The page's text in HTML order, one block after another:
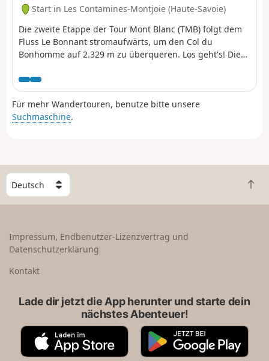
Start in Les Contamines-Montjoie (Haute-Savoie)
Die zweite Etappe der Tour Mont Blanc (TMB) folgt dem
Fluss Le Bonnant stromaufwärts, um den Col du
Bonhomme auf 2.329 m zu überqueren. Los geht's! Die
Mont Blanc herumführt, von Frankreich nach Italien und
durch die Schweiz verläuft, bevor er wieder nach
Frankreich zurückkehrt.
Für mehr Wandertouren, benutze bitte unsere
Suchmaschine.
W
ä
h
e
n
Z
u
Impressum, Endbenutzer-Lizenzvertrag und
Datenschutzerklärung
Kontakt
Lade dir jetzt die App herunter und starte dein
nächstes Abenteuer!
A
p
G
o